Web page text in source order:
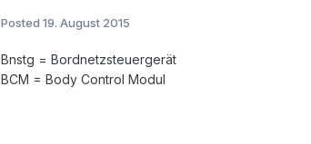
Posted 19. August 2015
Bnstg = Bordnetzsteuergerät
BCM = Body Control Modul